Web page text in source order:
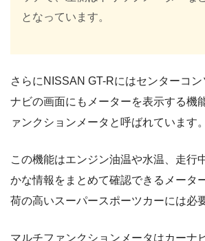
となっています。
さらにNISSAN GT-Rにはセンターコ
ナビの画面にもメーターを表示する機
ァンクションメータと呼ばれています。
この機能はエンジン油温や水温、走行
かな情報をまとめて確認できるメータ
荷の高いスーパースポーツカーには必
マルチファンクションメータはカーナ